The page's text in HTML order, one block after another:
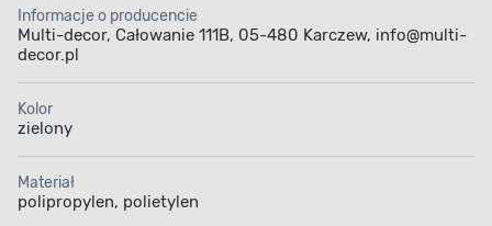
Informacje o producencie
Multi-decor, Całowanie 111B, 05-480 Karczew, info@multi-
decor.pl
Kolor
zielony
Materiał
polipropylen, polietylen